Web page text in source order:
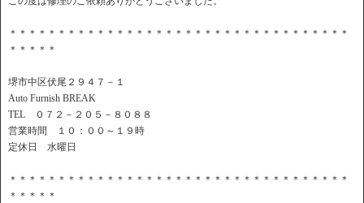
＊＊＊＊＊＊＊＊＊＊＊＊＊＊＊＊＊＊＊＊＊＊＊＊＊＊＊＊＊＊＊＊＊＊＊
＊＊＊＊＊
堺市中区伏尾２９４７－１
Auto Furnish BREAK
TEL ０７２－２０５－８０８８
営業時間 １０：００～１９時
定休日 水曜日
＊＊＊＊＊＊＊＊＊＊＊＊＊＊＊＊＊＊＊＊＊＊＊＊＊＊＊＊＊＊＊＊＊＊＊
＊＊＊＊＊